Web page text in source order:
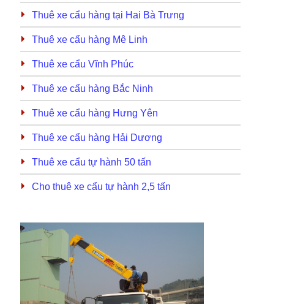
Thuê xe cẩu hàng tại Hai Bà Trưng
Thuê xe cẩu hàng Mê Linh
Thuê xe cẩu Vĩnh Phúc
Thuê xe cẩu hàng Bắc Ninh
Thuê xe cẩu hàng Hưng Yên
Thuê xe cẩu hàng Hải Dương
Thuê xe cẩu tự hành 50 tấn
Cho thuê xe cẩu tự hành 2,5 tấn